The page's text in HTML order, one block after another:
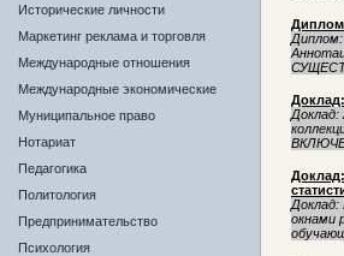
Исторические личности
Маркетинг реклама и торговля
Международные отношения
Международные экономические
Муниципальное право
Нотариат
Педагогика
Политология
Предпринимательство
Психология
Доклад:
окнами